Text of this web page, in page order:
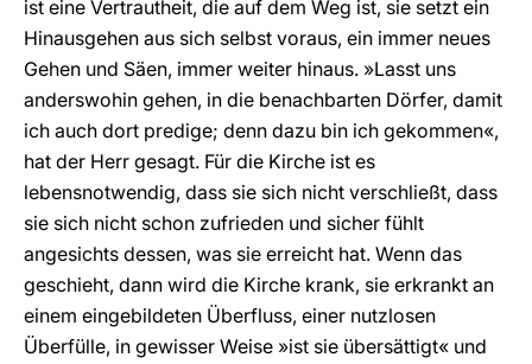
ist eine Vertrautheit, die auf dem Weg ist, sie setzt ein
Hinausgehen aus sich selbst voraus, ein immer neues
Gehen und Säen, immer weiter hinaus. »Lasst uns
anderswohin gehen, in die benachbarten Dörfer, damit
ich auch dort predige; denn dazu bin ich gekommen«,
hat der Herr gesagt. Für die Kirche ist es
lebensnotwendig, dass sie sich nicht verschließt, dass
sie sich nicht schon zufrieden und sicher fühlt
angesichts dessen, was sie erreicht hat. Wenn das
geschieht, dann wird die Kirche krank, sie erkrankt an
einem eingebildeten Überfluss, einer nutzlosen
Überfülle, in gewisser Weise »ist sie übersättigt« und